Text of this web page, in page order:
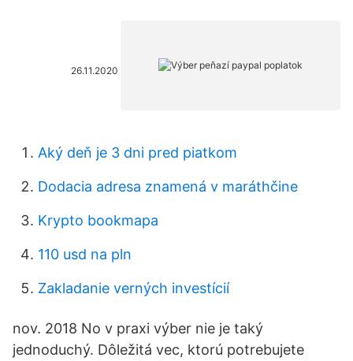
26.11.2020
Aký deň je 3 dni pred piatkom
Dodacia adresa znamená v maráthčine
Krypto bookmapa
110 usd na pln
Zakladanie verných investícií
nov. 2018 No v praxi výber nie je taký
jednoduchý. Dôležitá vec, ktorú potrebujete